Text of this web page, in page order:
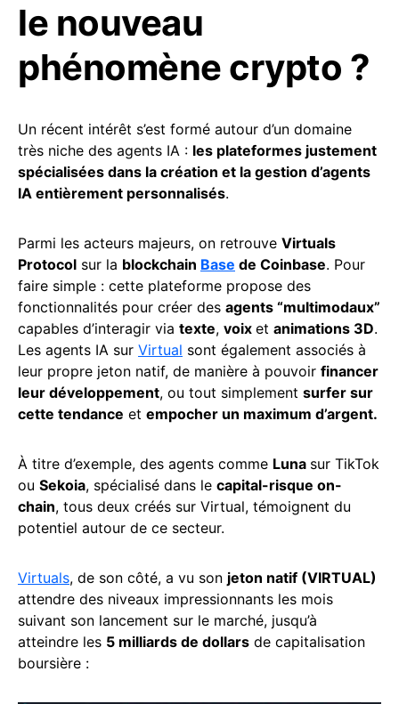
le nouveau
phénomène crypto ?
Un récent intérêt s’est formé autour d’un domaine
très niche des agents IA : les plateformes justement
spécialisées dans la création et la gestion d’agents
IA entièrement personnalisés.
Parmi les acteurs majeurs, on retrouve Virtuals
Protocol sur la blockchain Base de Coinbase. Pour
faire simple : cette plateforme propose des
fonctionnalités pour créer des agents “multimodaux”
capables d’interagir via texte, voix et animations 3D.
Les agents IA sur Virtual sont également associés à
leur propre jeton natif, de manière à pouvoir financer
leur développement, ou tout simplement surfer sur
cette tendance et empocher un maximum d’argent.
À titre d’exemple, des agents comme Luna sur TikTok
ou Sekoia, spécialisé dans le capital-risque on-
chain, tous deux créés sur Virtual, témoignent du
potentiel autour de ce secteur.
Virtuals, de son côté, a vu son jeton natif (VIRTUAL)
attendre des niveaux impressionnants les mois
suivant son lancement sur le marché, jusqu’à
atteindre les 5 milliards de dollars de capitalisation
boursière :